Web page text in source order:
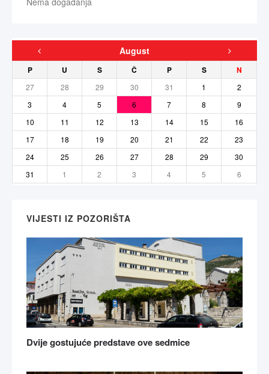
August
P U S Č P S N
27 28 29 30 31 1
2
3
4 5 6 7 8
9
10
11 12 13 14 15
16
17
18 19 20 21 22
23
24
25 26 27 28 29
30
31
1 2 3 4 5 6
VIJESTI IZ POZORIŠTA
Dvije gostujuće predstave ove sedmice